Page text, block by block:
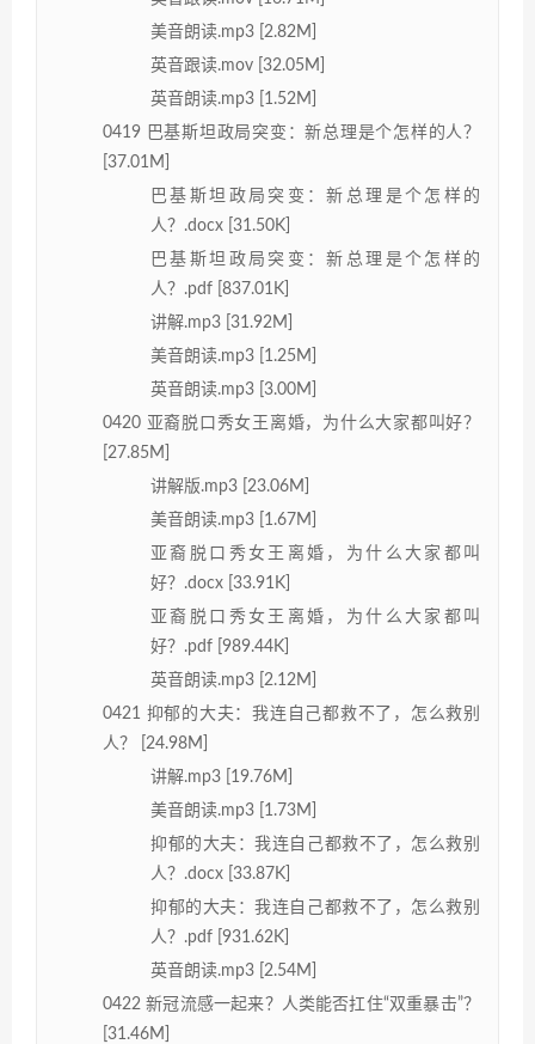
美音朗读.mp3 [2.82M]
英音跟读.mov [32.05M]
英音朗读.mp3 [1.52M]
0419 巴基斯坦政局突变：新总理是个怎样的人？
[37.01M]
巴基斯坦政局突变：新总理是个怎样的
人？.docx [31.50K]
巴基斯坦政局突变：新总理是个怎样的
人？.pdf [837.01K]
讲解.mp3 [31.92M]
美音朗读.mp3 [1.25M]
英音朗读.mp3 [3.00M]
0420 亚裔脱口秀女王离婚，为什么大家都叫好？
[27.85M]
讲解版.mp3 [23.06M]
美音朗读.mp3 [1.67M]
亚裔脱口秀女王离婚，为什么大家都叫
好？.docx [33.91K]
亚裔脱口秀女王离婚，为什么大家都叫
好？.pdf [989.44K]
英音朗读.mp3 [2.12M]
0421 抑郁的大夫：我连自己都救不了，怎么救别
人？ [24.98M]
讲解.mp3 [19.76M]
美音朗读.mp3 [1.73M]
抑郁的大夫：我连自己都救不了，怎么救别
人？.docx [33.87K]
抑郁的大夫：我连自己都救不了，怎么救别
人？.pdf [931.62K]
英音朗读.mp3 [2.54M]
0422 新冠流感一起来？人类能否扛住“双重暴击”？
[31.46M]